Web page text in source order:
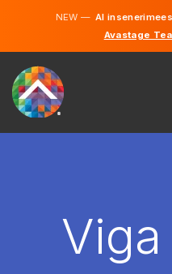
NEW —AI
Avastage
PALKAMA